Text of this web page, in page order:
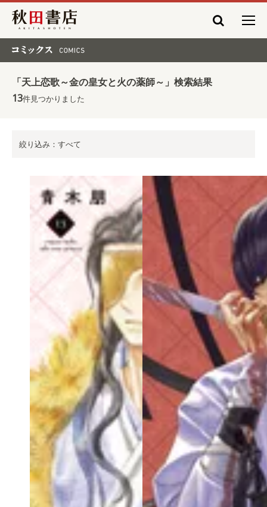
秋田書店
「天上恋歌～金の皇女と火の薬師～」検索結果
13件見つかりました
絞り込み：すべて